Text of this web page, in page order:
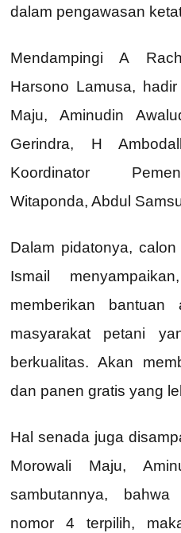
dalam pengawasan
Mendampingi A
Harsono Lamusa,
Maju, Aminudin
Gerindra, H
Koordinator
Witaponda, Abdul
Dalam pidatonya,
Ismail
memberikan bantuan
masyarakat petani
berkualitas. Akan
dan panen gratis yang
Hal senada juga
Morowali Maju,
sambutannya,
nomor 4 terpilih,